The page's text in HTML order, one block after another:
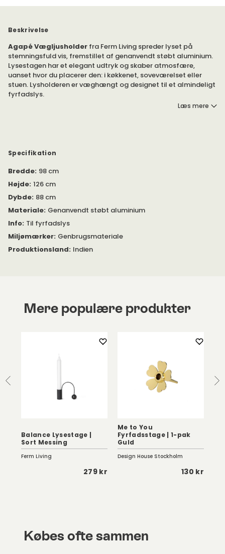
Beskrivelse
Agapé Vægljusholder fra Ferm Living spreder lyset på
stemningsfuld vis, fremstillet af genanvendt støbt aluminium.
Lysestagen har et elegant udtryk og skaber atmosfære,
uanset hvor du placerer den: i køkkenet, soveværelset eller
stuen. Lysholderen er væghængt og designet til et almindeligt
fyrfadslys.
Lysholderen er fremstillet til fyrfadslys, mens lysestagen er
og en maksimal diameter på 2,2 centimeter.
abrasive overflader eller kemikalier til rengøring.
Bemærk! Sørg for at slukke lyset, før det når kanten af
lysholderen eller lysestagen. Efterlad aldrig et tændt lys uden
opsyn.
Læs mere
Specifikation
Bredde: 98 cm
Højde: 126 cm
Dybde: 88 cm
Materiale: Genanvendt støbt aluminium
Info: Til fyrfadslys
Miljømærker: Genbrugsmateriale
Produktionsland: Indien
Mere populære produkter
Balance Lysestage |
Sort Messing
Ferm Living
279 kr
Me to You
Fyrfadsstage | 1-pak
Guld
Design House Stockholm
130 kr
Købes ofte sammen